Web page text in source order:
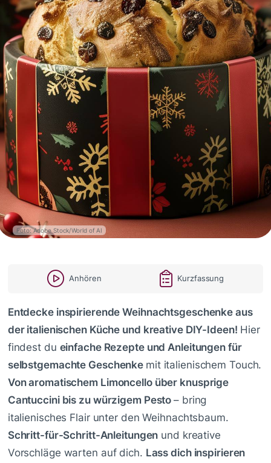
Foto: Adobe Stock/World of AI
Anhören Kurzfassung
Entdecke inspirierende Weihnachtsgeschenke aus
der italienischen Küche und kreative DIY-Ideen! Hier
findest du einfache Rezepte und Anleitungen für
selbstgemachte Geschenke mit italienischem Touch.
Von aromatischem Limoncello über knusprige
Cantuccini bis zu würzigem Pesto– bring
italienisches Flair unter den Weihnachtsbaum.
Schritt-für-Schritt-Anleitungen und kreative
Vorschläge warten auf dich. Lass dich inspirieren